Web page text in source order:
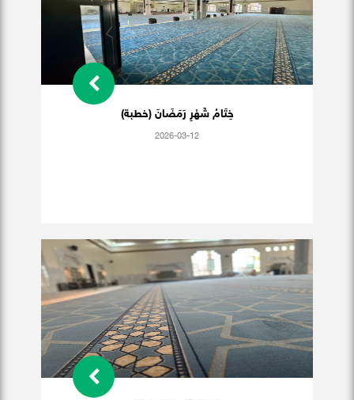
خِتَامُ شَهْرِ رَمَضَانَ (خطبة)
2026-03-12